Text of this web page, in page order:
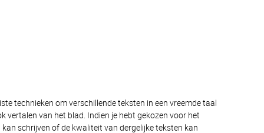
technieken om verschillende teksten in een vreemde taal
vertalen van het blad. Indien je hebt gekozen voor het
schrijven of de kwaliteit van dergelijke teksten kan